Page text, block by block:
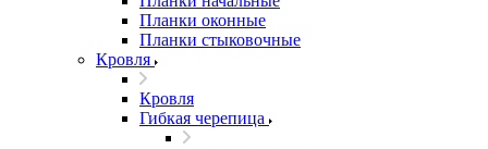
Планки оконные
Планки стыковочные
Кровля
Кровля
Гибкая черепица